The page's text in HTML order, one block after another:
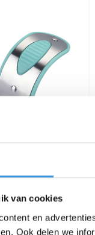
van cookies
en
Ook delen we
€14,95
Deliverytime